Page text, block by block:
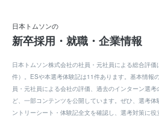
日本トムソンの
新卒採用・就職・企業情報
日本トムソン株式会社の社員・元社員による総合評
件）。ESや本選考体験記は11件あります。基本情報
員・元社員による会社の評価、過去のインターン選
ど、一部コンテンツを公開しています。ぜひ、選考
ントリーシート・体験記全文を確認し、選考対策に役